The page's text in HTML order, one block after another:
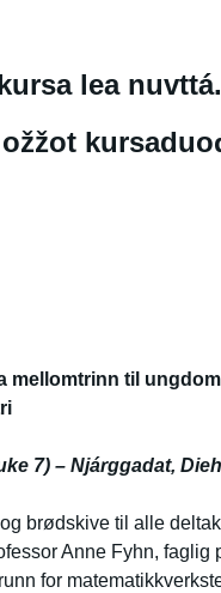
lea
mellomtrinn til
7) – Njárggadat,
brødskive til alle
Anne Fyhn, faglig
for